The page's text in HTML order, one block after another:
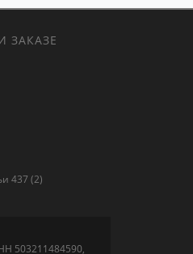
ЗАКАЗЕ
437 (2)
503211484590,